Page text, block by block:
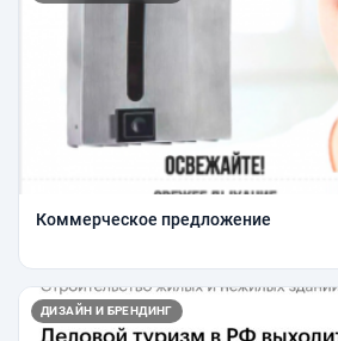
Коммерческое предложение
ДИЗАЙН И БРЕНДИНГ